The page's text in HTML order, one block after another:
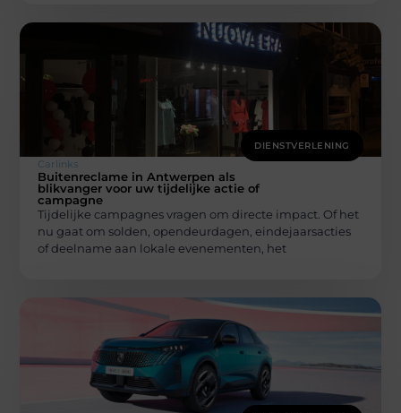
DIENSTVERLENING
Carlinks
Buitenreclame in Antwerpen als
blikvanger voor uw tijdelijke actie of
campagne
Tijdelijke campagnes vragen om directe impact. Of het
nu gaat om solden, opendeurdagen, eindejaarsacties
of deelname aan lokale evenementen, het